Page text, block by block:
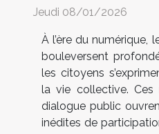
Jeudi 08/01/2026
À l’ère du numérique,
bouleversent
les citoyens
la vie collective. Ces
dialogue public
inédites de